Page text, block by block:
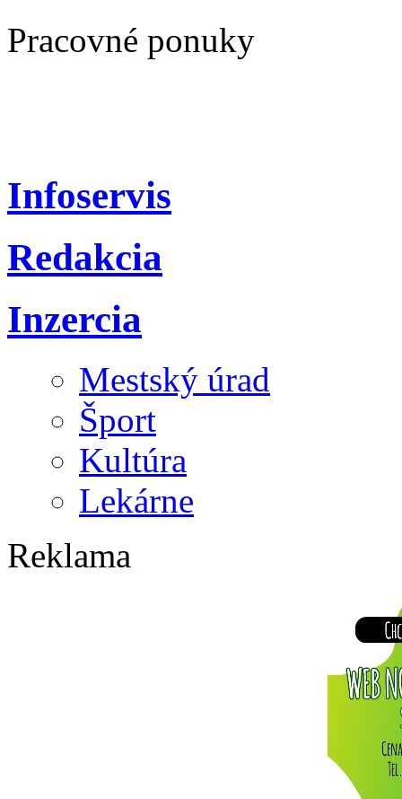
Pracovné ponuky
Infoservis
Redakcia
Inzercia
Mestský úrad
Šport
Kultúra
Lekárne
Reklama